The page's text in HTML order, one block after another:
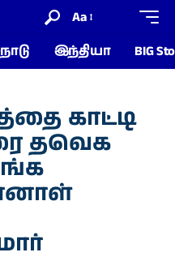
Aa
இந்தியா BIG
காட்டி
தவெக